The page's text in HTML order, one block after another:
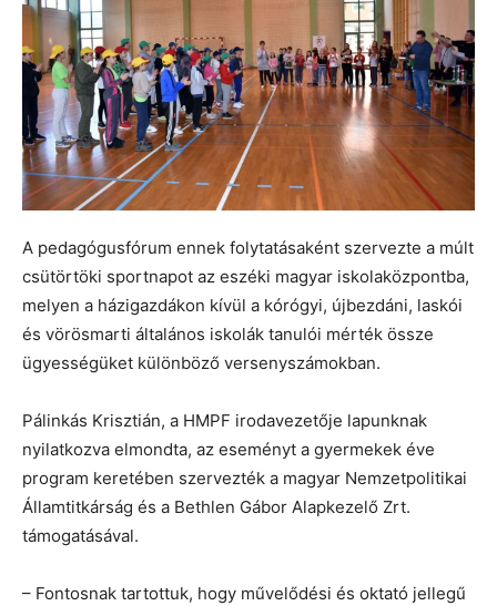
A pedagógusfórum ennek folytatásaként szervezte a múlt
csütörtöki sportnapot az eszéki magyar iskolaközpontba,
melyen a házigazdákon kívül a kórógyi, újbezdáni, laskói
és vörösmarti általános iskolák tanulói mérték össze
ügyességüket különböző versenyszámokban.
Pálinkás Krisztián, a HMPF irodavezetője lapunknak
nyilatkozva elmondta, az eseményt a gyermekek éve
program keretében szervezték a magyar Nemzetpolitikai
Államtitkárság és a Bethlen Gábor Alapkezelő Zrt.
támogatásával.
– Fontosnak tartottuk, hogy művelődési és oktató jellegű